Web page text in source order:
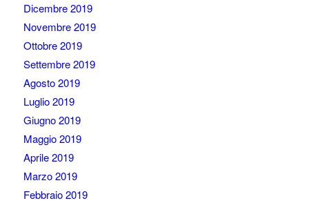
Dicembre 2019
Novembre 2019
Ottobre 2019
Settembre 2019
Agosto 2019
Luglio 2019
Giugno 2019
Maggio 2019
Aprile 2019
Marzo 2019
Febbraio 2019